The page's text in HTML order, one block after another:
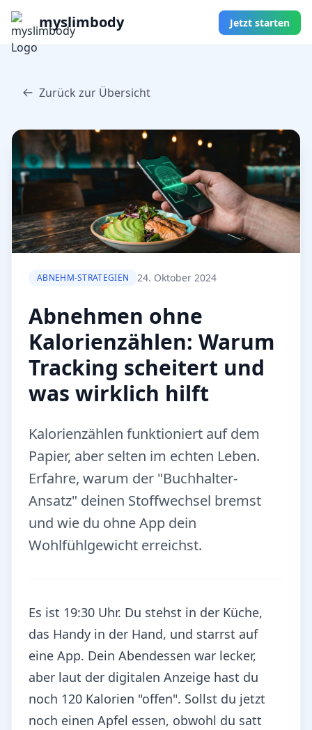
myslimbody Jetzt starten
Zurück zur Übersicht
ABNEHM-STRATEGIEN 24. Oktober 2024
Abnehmen ohne
Kalorienzählen: Warum
Tracking scheitert und
was wirklich hilft
Kalorienzählen funktioniert auf dem
Papier, aber selten im echten Leben.
Erfahre, warum der "Buchhalter-
Ansatz" deinen Stoffwechsel bremst
und wie du ohne App dein
Wohlfühlgewicht erreichst.
Es ist 19:30 Uhr. Du stehst in der Küche,
das Handy in der Hand, und starrst auf
eine App. Dein Abendessen war lecker,
aber laut der digitalen Anzeige hast du
noch 120 Kalorien "offen". Sollst du jetzt
noch einen Apfel essen, obwohl du satt